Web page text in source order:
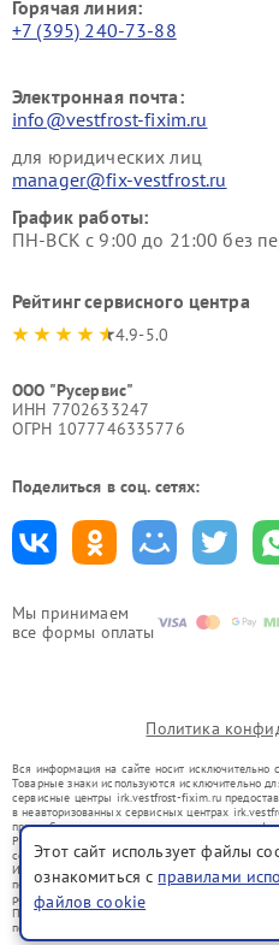
Мы принимаем
все формы оплаты
Горячая линия:
+7 (395) 240-73-88
Электронная почта:
info@vestfrost-fixim.ru
для юридических лиц
manager@fix-vestfrost.ru
График работы:
ПН-ВСК с 9:00 до 21:00 без
Рейтинг сервисного центра
4.9-5.0
ООО "Русервис"
ИНН 7702633247
ОГРН 1077746335776
Поделиться в соц. сетях:
Политика
Вся информация на сайте носит исключительно
Товарные знаки используются исключительно
сервисные центры irk.vestfrost-fixim.ru
в неавторизованных сервисных центрах
правообладателями товарных знаков или их
Ремонт осуществляется для устройств, уже
со статьей 1487 ГК РФ.
Использование товарных знаков не преследует
потребителей в заблуждение, а служит для
ремонту техники указанных брендов.
Представленная на сайте информация не
положениями Статьи 437(2) Гражданского
Этот сайт использует файлы
ознакомиться с правилами
файлов cookie